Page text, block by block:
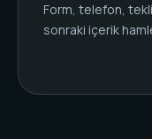
Form, telefon,
sonraki içerik